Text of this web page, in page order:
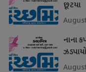
છૂટયા
નાના
ઝડપાયો